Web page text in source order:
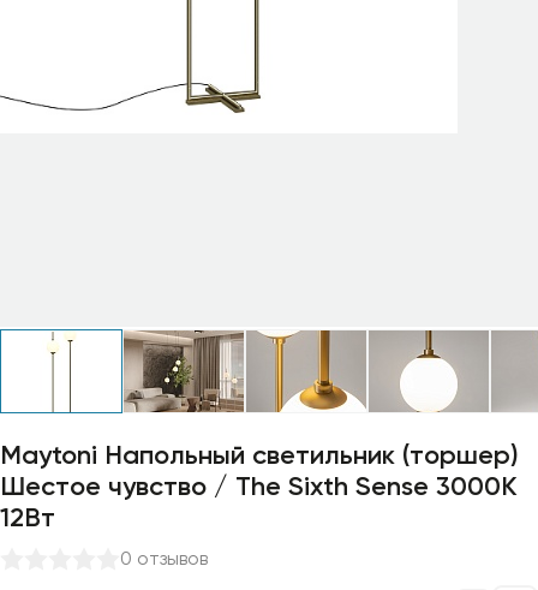
Maytoni Напольный светильник (торшер)
Шестое чувство / The Sixth Sense 3000К
12Вт
0 отзывов